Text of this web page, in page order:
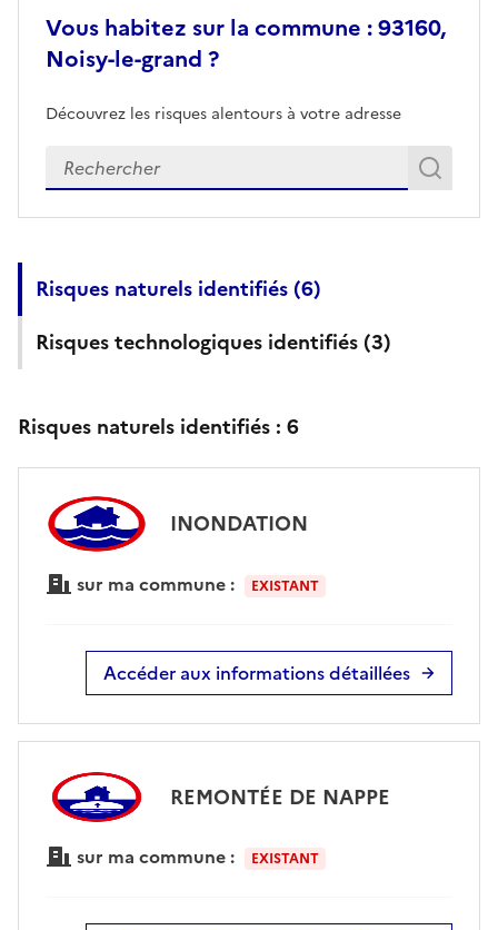
Vous habitez sur la commune : 93160,
Noisy-le-grand ?
Découvrez les risques alentours à votre adresse
Veuillez renseigner votre adresse exacte
Risques naturels identifiés (6)
Risques technologiques identifiés (3)
Risques naturels identifiés : 6
INONDATION
sur ma commune : EXISTANT
Accéder aux informations détaillées
REMONTÉE DE NAPPE
sur ma commune : EXISTANT